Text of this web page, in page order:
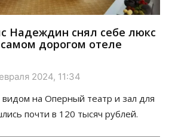
Надеждин снял себе люкс
дорогом отеле
2024, 11:34
на Оперный театр и зал для
почти в 120 тысяч рублей.